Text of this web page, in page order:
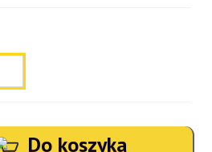
Do koszyka